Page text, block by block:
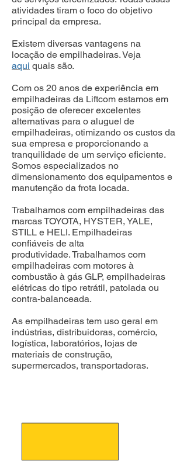
atividades tiram o foco do objetivo
principal da empresa.
Existem diversas vantagens na
locação de empilhadeiras. Veja
aqui quais são.
Com os 20 anos de experiência em
empilhadeiras da Liftcom estamos em
posição de oferecer excelentes
alternativas para o aluguel de
empilhadeiras, otimizando os custos da
sua empresa e proporcionando a
tranquilidade de um serviço eficiente.
Somos especializados no
dimensionamento dos equipamentos e
manutenção da frota locada.
Trabalhamos com empilhadeiras das
marcas TOYOTA, HYSTER, YALE,
STILL e HELI. Empilhadeiras
confiáveis de alta
produtividade.Trabalhamos com
empilhadeiras com motores à
combustão à gás GLP, empilhadeiras
elétricas do tipo retrátil, patolada ou
contra-balanceada.
As empilhadeiras tem uso geral em
indústrias, distribuidoras, comércio,
logística, laboratórios, lojas de
materiais de construção,
supermercados, transportadoras.